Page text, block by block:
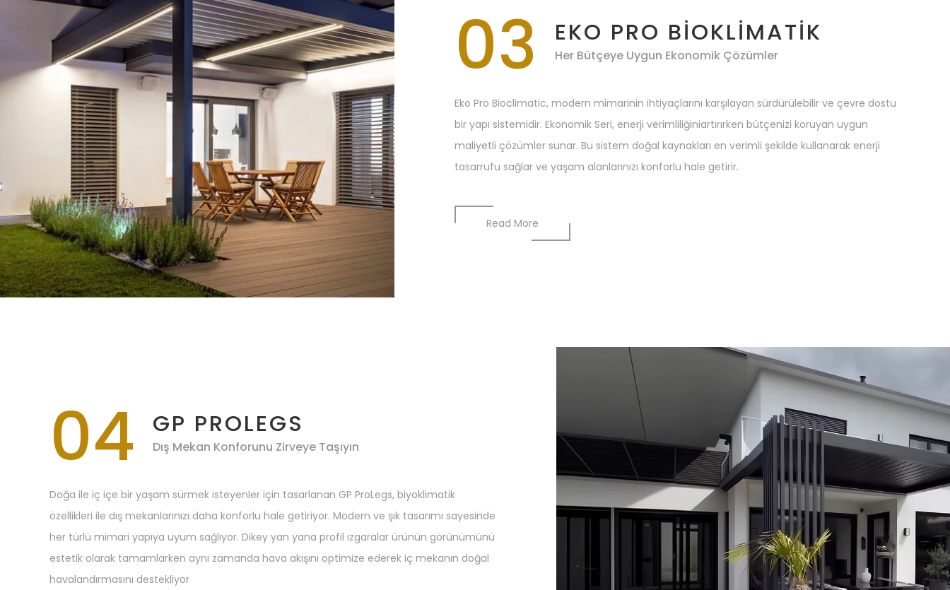
03 EKO PRO BİOKLİMATİK
Her Bütçeye Uygun Ekonomik Çözümler
Eko Pro Bioclimatic, modern mimarinin ihtiyaçlarını karşılayan sürdürülebilir ve çevre dostu
bir yapı sistemidir. Ekonomik Seri, enerji verimliliğiniartırırken bütçenizi koruyan uygun
maliyetli çözümler sunar. Bu sistem doğal kaynakları en verimli şekilde kullanarak enerji
tasarrufu sağlar ve yaşam alanlarınızı konforlu hale getirir.
Read More
04 GP PROLEGS
Dış Mekan Konforunu Zirveye Taşıyın
Doğa ile iç içe bir yaşam sürmek isteyenler için tasarlanan GP ProLegs, biyoklimatik
özellikleri ile dış mekanlarınızı daha konforlu hale getiriyor. Modern ve şık tasarımı sayesinde
her türlü mimari yapıya uyum sağlıyor. Dikey yan yana profil ızgaralar ürünün görünümünü
estetik olarak tamamlarken aynı zamanda hava akışını optimize ederek iç mekanın doğal
havalandırmasını destekliyor